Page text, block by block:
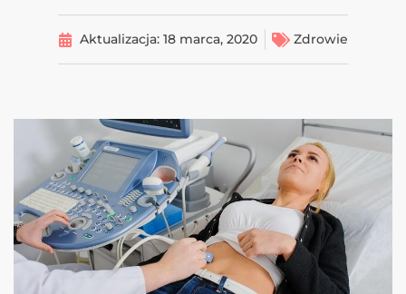
Aktualizacja: 18 marca, 2020 Zdrowie